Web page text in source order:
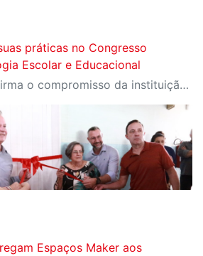
práticas no Congresso
Escolar e Educacional
A participação reafirma o compromisso da instituição com a área como uma ferramenta essencial para a transformação social
Espaços Maker aos